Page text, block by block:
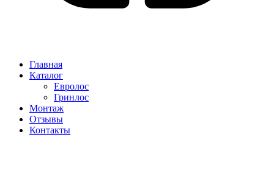
Главная
Каталог
Евролос
Гринлос
Монтаж
Отзывы
Контакты